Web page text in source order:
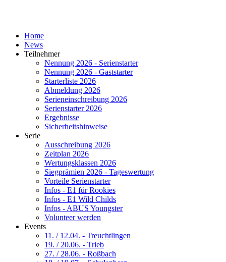
Home
News
Teilnehmer
Nennung 2026 - Serienstarter
Nennung 2026 - Gaststarter
Starterliste 2026
Abmeldung 2026
Serieneinschreibung 2026
Serienstarter 2026
Ergebnisse
Sicherheitshinweise
Serie
Ausschreibung 2026
Zeitplan 2026
Wertungsklassen 2026
Siegprämien 2026 - Tageswertung
Vorteile Serienstarter
Infos - E1 für Rookies
Infos - E1 Wild Childs
Infos - ABUS Youngster
Volunteer werden
Events
11. / 12.04. - Treuchtlingen
19. / 20.06. - Trieb
27. / 28.06. - Roßbach